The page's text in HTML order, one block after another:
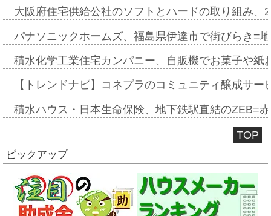
大阪府住宅供給公社のソフトとハードの取り組み
パナソニックホームズ、福島県伊達市で街びらき=
積水化学工業住宅カンパニー、自販機でお菓子や
【トレンドナビ】コネプラのコミュニティ醸成サ
積水ハウス・日本生命保険、地下鉄駅直結のZEB=
TOP
ピックアップ